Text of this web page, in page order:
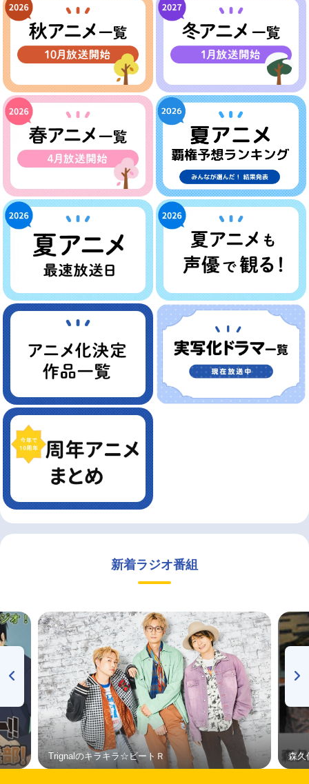
新着ラジオ番組
Trignalのキラキラ☆ビートＲ 森久